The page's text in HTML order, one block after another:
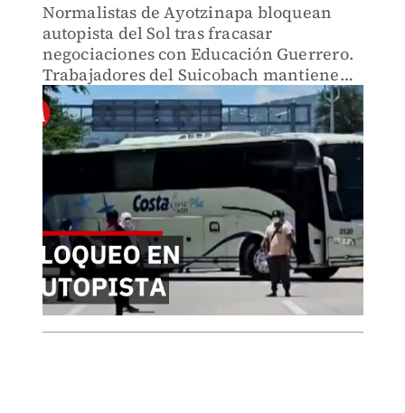
Normalistas de Ayotzinapa bloquean
autopista del Sol tras fracasar
negociaciones con Educación Guerrero.
Trabajadores del Suicobach mantienen
cierre vial por impagos. Más de 1 hora
de afectación en ruta Acapulco-CdMx.
Autoridades buscan desbloqueo.